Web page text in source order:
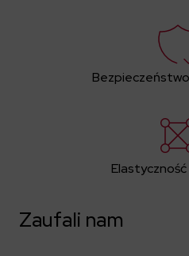
Elastyczność
Zaufali nam